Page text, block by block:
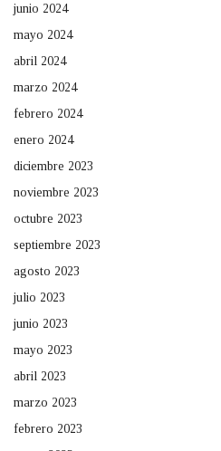
junio 2024
mayo 2024
abril 2024
marzo 2024
febrero 2024
enero 2024
diciembre 2023
noviembre 2023
octubre 2023
septiembre 2023
agosto 2023
julio 2023
junio 2023
mayo 2023
abril 2023
marzo 2023
febrero 2023